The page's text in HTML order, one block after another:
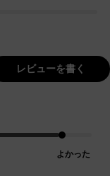
レビューを書く
よかった